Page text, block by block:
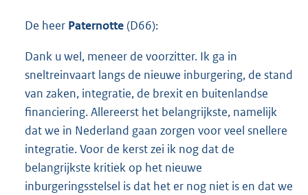
De heer Paternotte(D66):
Dank u wel, meneer de voorzitter. Ik ga in
sneltreinvaart langs de nieuwe inburgering, de stand
van zaken, integratie, de brexit en buitenlandse
financiering. Allereerst het belangrijkste, namelijk
dat we in Nederland gaan zorgen voor veel snellere
integratie. Voor de kerst zei ik nog dat de
belangrijkste kritiek op het nieuwe
inburgeringsstelsel is dat het er nog niet is en dat we